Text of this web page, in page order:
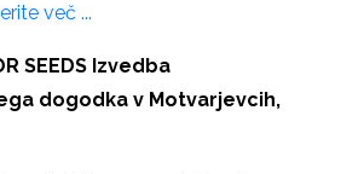
več ...
SEEDS Izvedba
dogodka v Motvarjevcih,